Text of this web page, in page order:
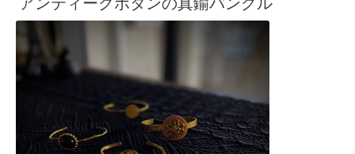
アンティークボタンの真鍮バングル